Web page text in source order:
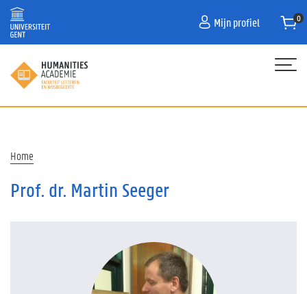
Overslaan
naar
inhoud
gaan
Mijn profiel
PROGRAMMA
Kruimelpad
Home
Prof. dr. Martin Seeger